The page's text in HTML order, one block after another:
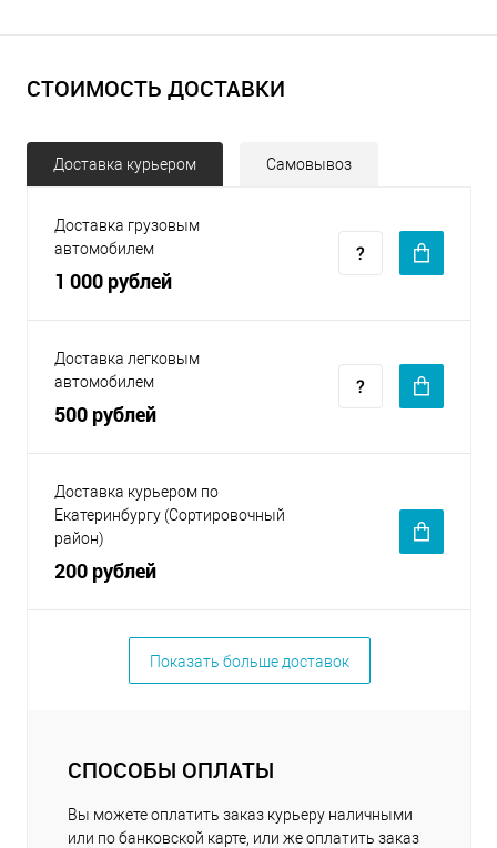
СТОИМОСТЬ ДОСТАВКИ
Доставка курьером Самовывоз
Доставка грузовым
автомобилем
1 000 рублей
Доставка легковым
автомобилем
500 рублей
Доставка курьером по
Екатеринбургу (Сортировочный
район)
200 рублей
Показать больше доставок
СПОСОБЫ ОПЛАТЫ
Вы можете оплатить заказ курьеру наличными
или по банковской карте, или же оплатить заказ